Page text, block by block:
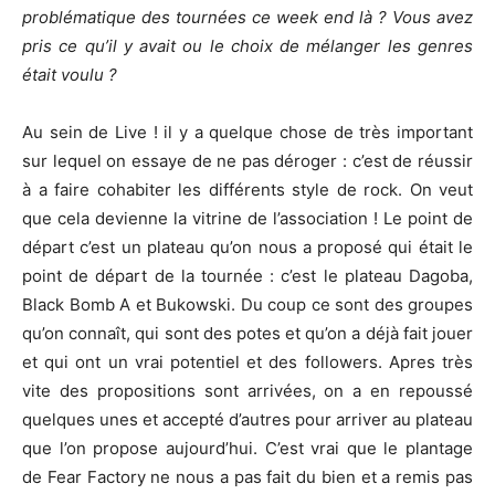
problématique des tournées ce week end là ? Vous avez
pris ce qu’il y avait ou le choix de mélanger les genres
était voulu ?
Au sein de Live ! il y a quelque chose de très important
sur lequel on essaye de ne pas déroger : c’est de réussir
à a faire cohabiter les différents style de rock. On veut
que cela devienne la vitrine de l’association ! Le point de
départ c’est un plateau qu’on nous a proposé qui était le
point de départ de la tournée : c’est le plateau Dagoba,
Black Bomb A et Bukowski. Du coup ce sont des groupes
qu’on connaît, qui sont des potes et qu’on a déjà fait jouer
et qui ont un vrai potentiel et des followers. Apres très
vite des propositions sont arrivées, on a en repoussé
quelques unes et accepté d’autres pour arriver au plateau
que l’on propose aujourd’hui. C’est vrai que le plantage
de Fear Factory ne nous a pas fait du bien et a remis pas